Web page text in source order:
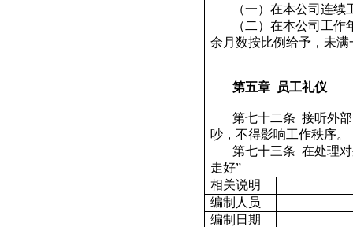
（一）在本公司连
（二）在本公司工
余月数按比例给予，未
第五章 员工礼仪
第七十二条 接听外
吵，不得影响工作秩序。
第七十三条 在处理
走好”
相关说明
编制人员
编制日期